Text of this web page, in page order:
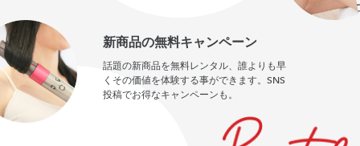
新商品の無料キャンペーン
話題の新商品を無料レンタル、誰よりも早
くその価値を体験する事ができます。SNS
投稿でお得なキャンペーンも。